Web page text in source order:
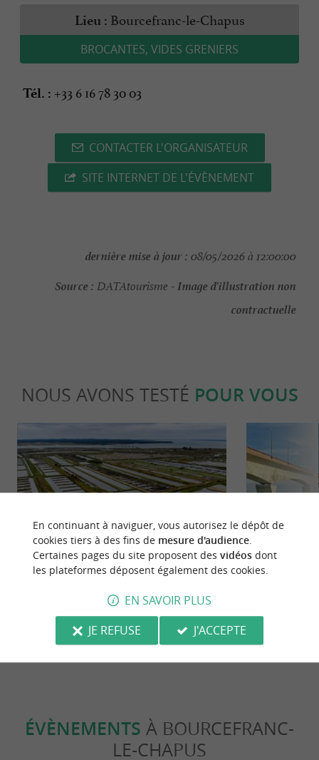
Lieu : Bourcefranc-le-Chapus
BROCANTES, VIDES GRENIERS
Tél. : +33 6 16 78 30 03
CONTACTER L'ORGANISATEUR
SITE INTERNET DE L'ÉVÈNEMENT
dernière mise à jour : 08/05/2026 à 12:00:00
Source : DATAtourisme -Image d'illustration non
contractuelle
NOUS AVONS TESTÉ POUR VOUS
L’huître Marennes Oléron, la grande
vedette des Fêtes de fin d’année !
4,3 km - Marennes
Gourmande Culturelle
ÉVÈNEMENTS À BOURCEFRANC-
LE-CHAPUS
En continuant à naviguer, vous autorisez le dépôt de
cookies tiers à des fins de mesure d'audience.
Certaines pages du site proposent des vidéosdont
les plateformes déposent également des cookies.
EN SAVOIR PLUS
JE REFUSE
J'ACCEPTE